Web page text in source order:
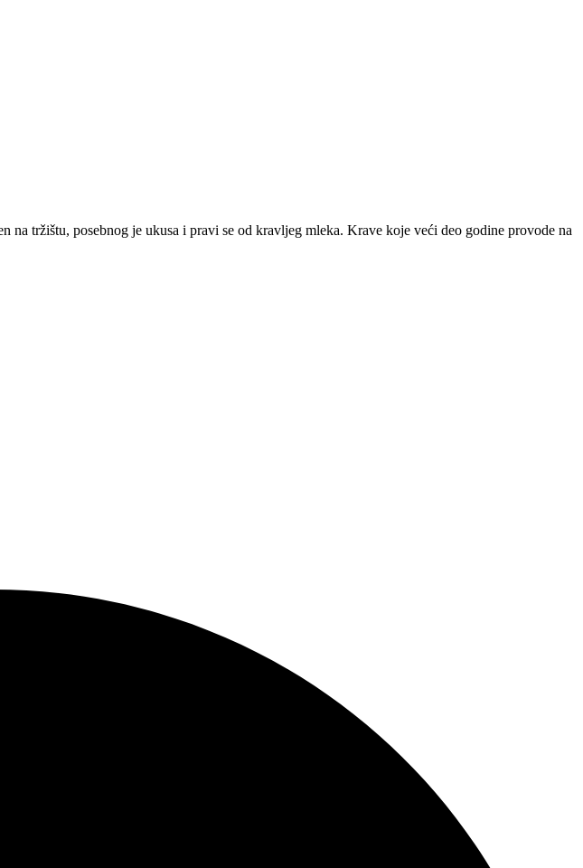
na tržištu, posebnog je ukusa i pravi se od kravljeg mleka. Krave koje veći deo godine provode na